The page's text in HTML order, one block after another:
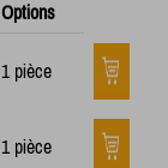
Options
1 pièce
1 pièce